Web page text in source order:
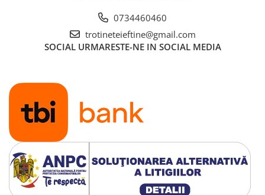
0734460460
trotineteieftine@gmail.com
SOCIAL URMARESTE-NE IN SOCIAL MEDIA